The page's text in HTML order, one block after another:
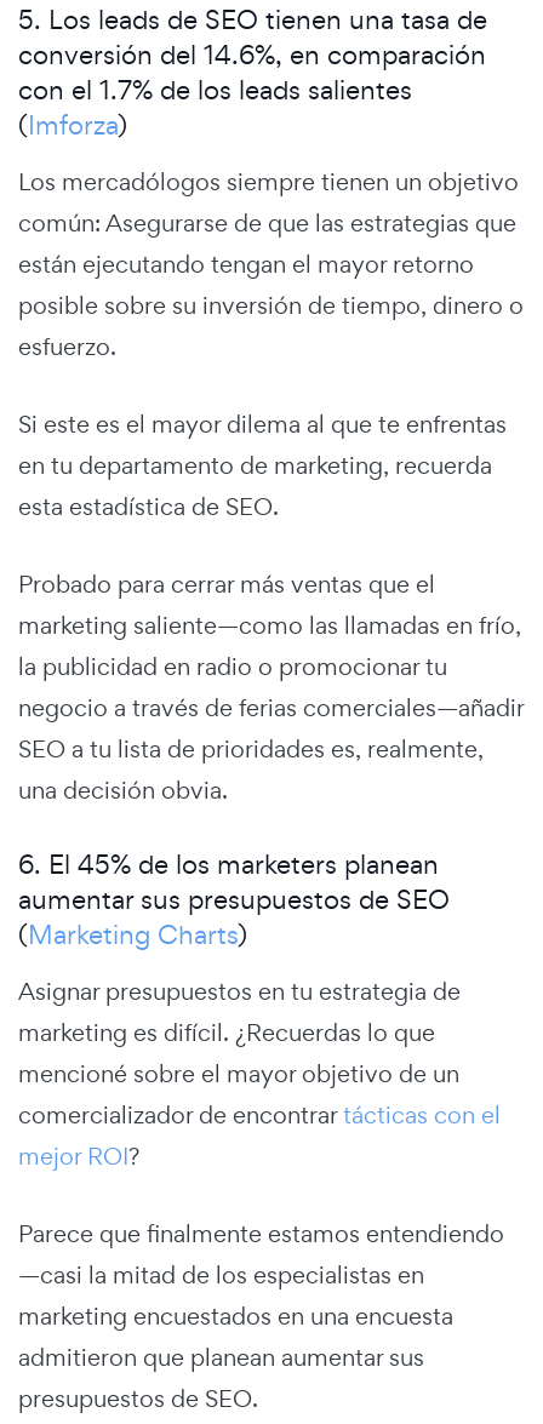
5. Los leads de SEO tienen una tasa de
conversión del 14.6%, en comparación
con el 1.7% de los leads salientes
(Imforza)
Los mercadólogos siempre tienen un objetivo
común: Asegurarse de que las estrategias que
están ejecutando tengan el mayor retorno
posible sobre su inversión de tiempo, dinero o
esfuerzo.
Si este es el mayor dilema al que te enfrentas
en tu departamento de marketing, recuerda
esta estadística de SEO.
Probado para cerrar más ventas que el
marketing saliente—como las llamadas en frío,
la publicidad en radio o promocionar tu
negocio a través de ferias comerciales—añadir
SEO a tu lista de prioridades es, realmente,
una decisión obvia.
6. El 45% de los marketers planean
aumentar sus presupuestos de SEO
(Marketing Charts)
Asignar presupuestos en tu estrategia de
marketing es difícil. ¿Recuerdas lo que
mencioné sobre el mayor objetivo de un
comercializador de encontrartácticas con el
mejor ROI?
Parece que finalmente estamos entendiendo
—casi la mitad de los especialistas en
marketing encuestados en una encuesta
admitieron que planean aumentar sus
presupuestos de SEO.